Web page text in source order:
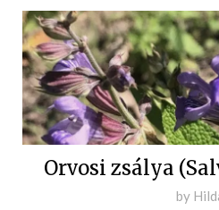
Orvosi zsálya
Posted
by